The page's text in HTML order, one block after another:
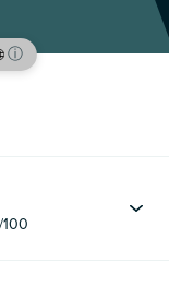
ⓘ
100